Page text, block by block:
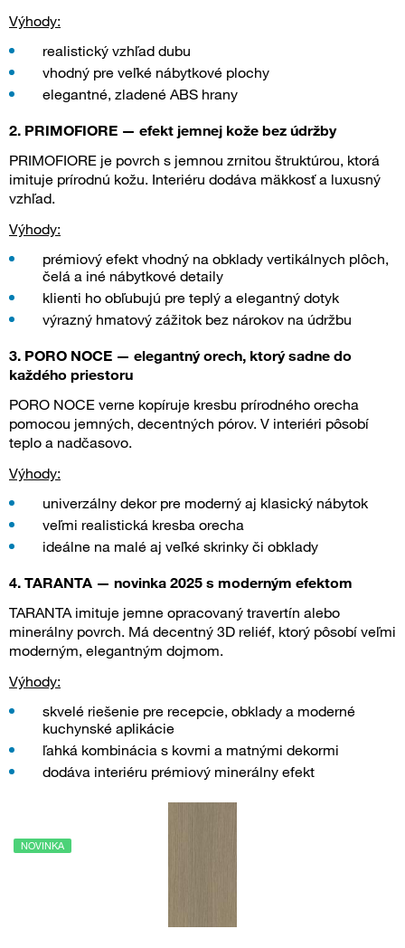
Výhody:
realistický vzhľad dubu
vhodný pre veľké nábytkové plochy
elegantné, zladené ABS hrany
2. PRIMOFIORE — efekt jemnej kože bez údržby
PRIMOFIORE je povrch s jemnou zrnitou štruktúrou, ktorá
imituje prírodnú kožu. Interiéru dodáva mäkkosť a luxusný
vzhľad.
Výhody:
prémiový efekt vhodný na obklady vertikálnych plôch,
čelá a iné nábytkové detaily
klienti ho obľubujú pre teplý a elegantný dotyk
výrazný hmatový zážitok bez nárokov na údržbu
3. PORO NOCE — elegantný orech, ktorý sadne do
každého priestoru
PORO NOCE verne kopíruje kresbu prírodného orecha
pomocou jemných, decentných pórov. V interiéri pôsobí
teplo a nadčasovo.
Výhody:
univerzálny dekor pre moderný aj klasický nábytok
veľmi realistická kresba orecha
ideálne na malé aj veľké skrinky či obklady
4. TARANTA — novinka 2025 s moderným efektom
TARANTA imituje jemne opracovaný travertín alebo
minerálny povrch. Má decentný 3D reliéf, ktorý pôsobí veľmi
moderným, elegantným dojmom.
Výhody:
skvelé riešenie pre recepcie, obklady a moderné
kuchynské aplikácie
ľahká kombinácia s kovmi a matnými dekormi
dodáva interiéru prémiový minerálny efekt
NOVINKA